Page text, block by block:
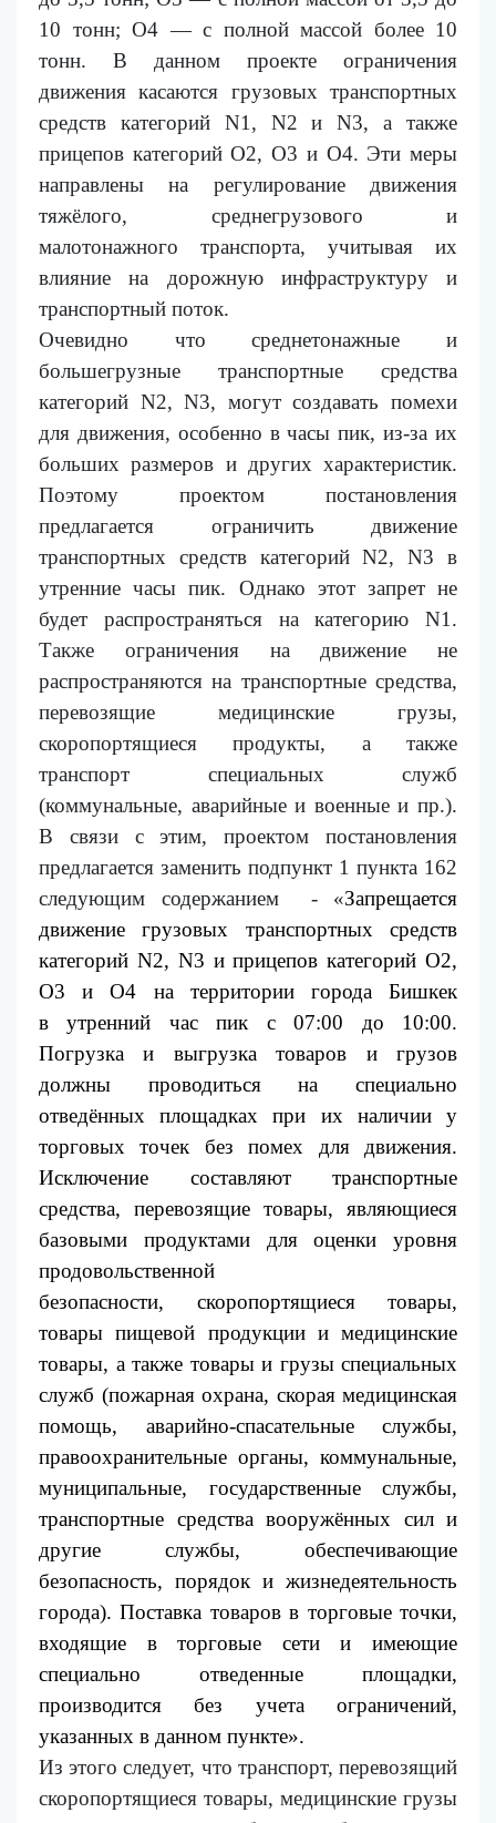
10 тонн; O4 — с полной массой более 10
тонн. В данном проекте ограничения
движения касаются грузовых транспортных
средств категорий N1, N2 и N3, а также
прицепов категорий O2, O3 и О4. Эти меры
направлены на регулирование движения
тяжёлого, среднегрузового и
малотонажного транспорта, учитывая их
влияние на дорожную инфраструктуру и
транспортный поток.
Очевидно что среднетонажные и
большегрузные транспортные средства
категорий N2, N3, могут создавать помехи
для движения, особенно в часы пик, из-за их
больших размеров и других характеристик.
Поэтому проектом постановления
предлагается ограничить движение
транспортных средств категорий N2, N3 в
утренние часы пик. Однако этот запрет не
будет распространяться на категорию N1.
Также ограничения на движение не
распространяются на транспортные средства,
перевозящие медицинские грузы,
скоропортящиеся продукты, а также
транспорт специальных служб
(коммунальные, аварийные и военные и пр.).
В связи с этим, проектом постановления
предлагается заменить подпункт 1 пункта 162
следующим содержанием- «Запрещается
движение грузовых транспортных средств
категорий N2, N3 и прицепов категорий О2,
О3 и О4 на территории города Бишкек
вутренний час пик с 07:00 до 10:00.
Погрузка и выгрузка товаров и грузов
должны проводиться на специально
отведённых площадкахпри их наличии у
торговых точек без помех для движения.
Исключение составляют транспортные
средства, перевозящие товары, являющиеся
базовыми продуктами для оценки уровня
продовольственной
безопасности, скоропортящиеся товары,
товары пищевой продукции и медицинские
товары, а также товары и грузы специальных
служб (пожарная охрана, скорая медицинская
помощь, аварийно-спасательные службы,
правоохранительные органы, коммунальные,
муниципальные, государственные службы,
транспортные средства вооружённых сил и
другие службы, обеспечивающие
безопасность, порядок и жизнедеятельность
города). Поставка товаров в торговые точки,
входящие в торговые сети и имеющие
специально отведенные площадки,
производится без учета ограничений,
указанных в данном пункте».
Из этого следует, что транспорт, перевозящий
скоропортящиеся товары, медицинские грузы